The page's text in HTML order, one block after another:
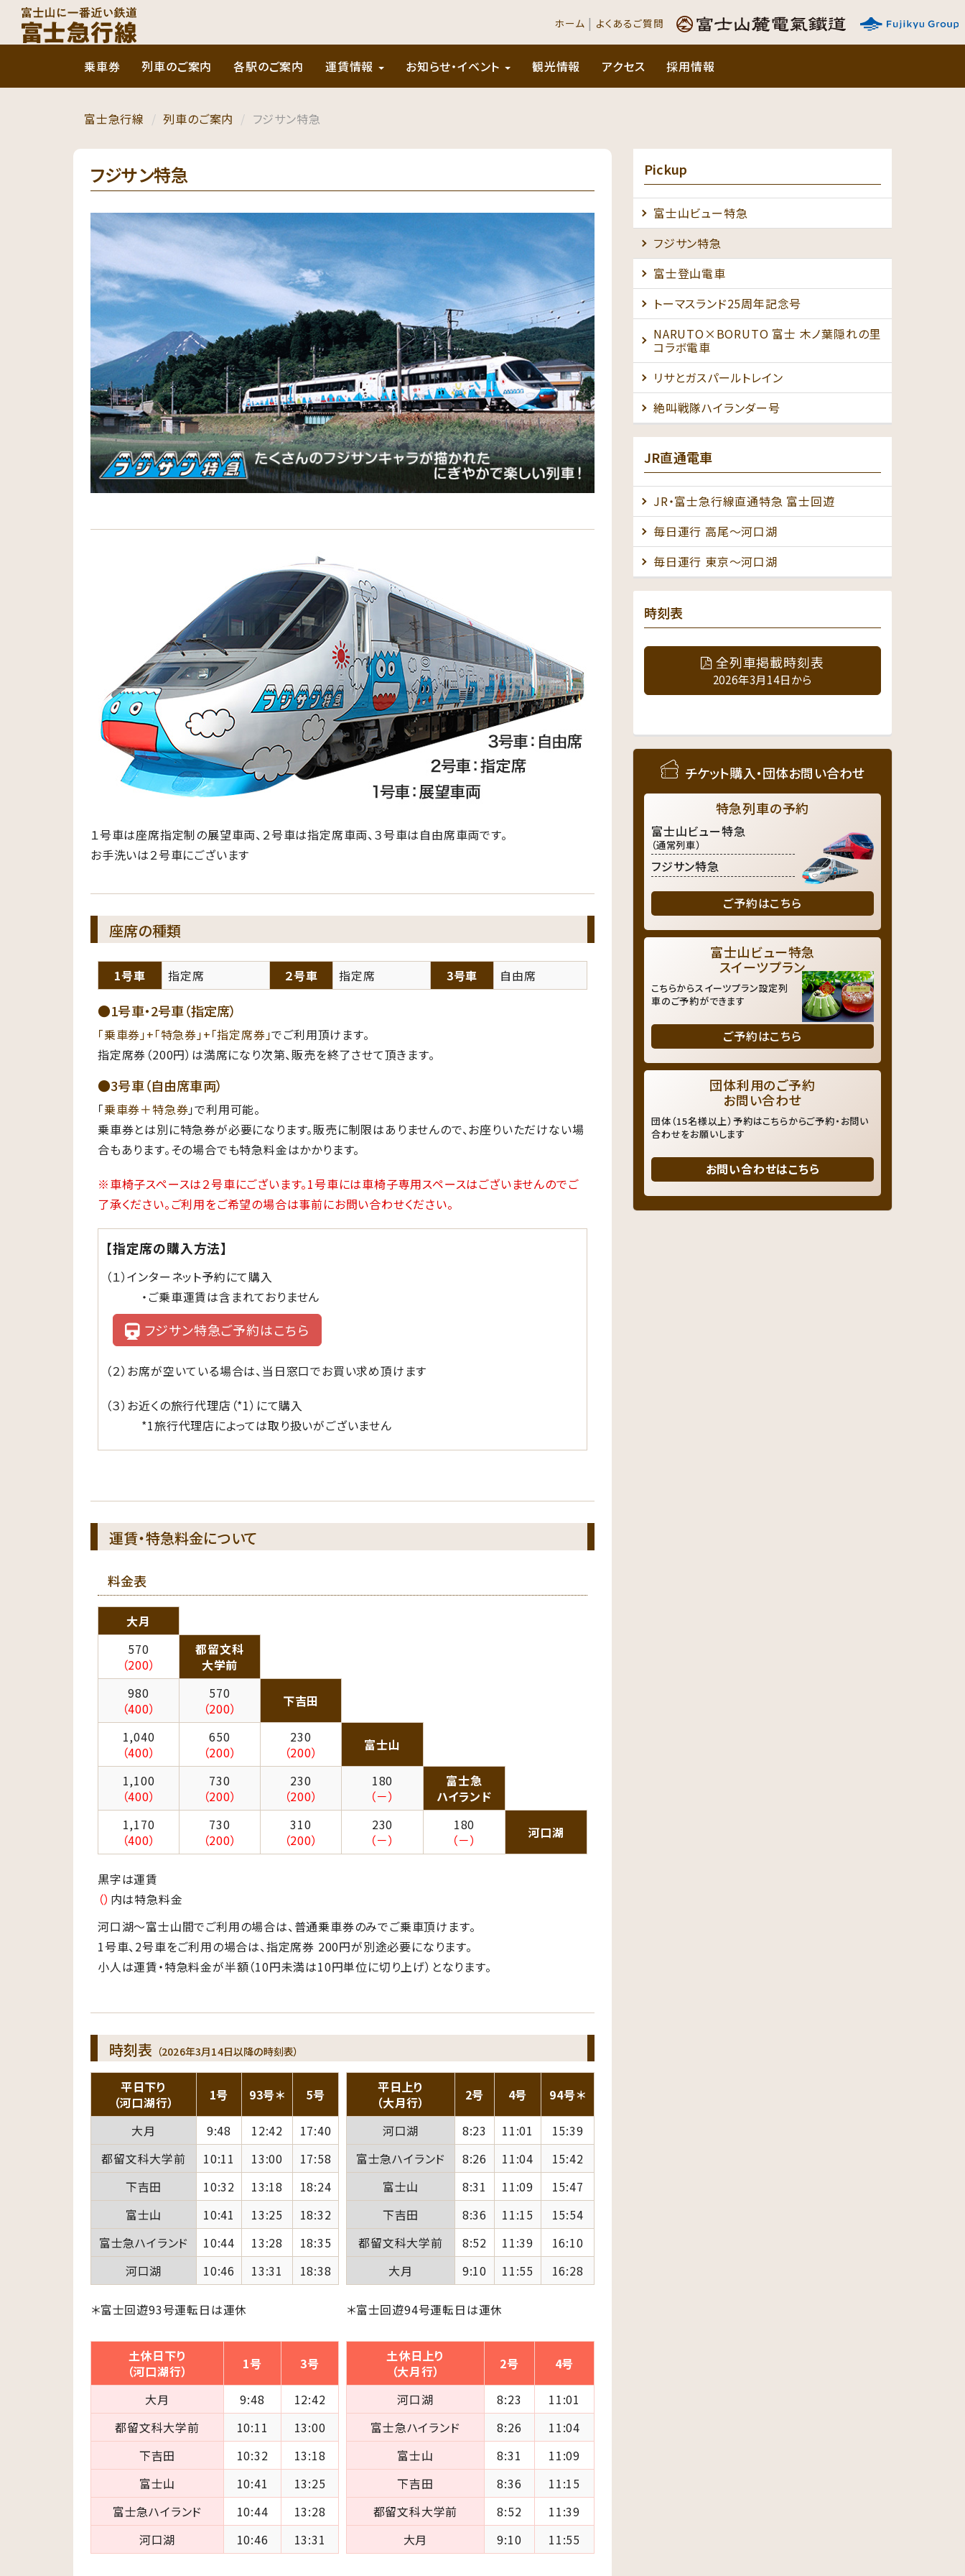
ホーム | よくあるご質問
乗車券 列車のご案内 各駅のご案内 運賃情報 お知らせ・イベント 観光情報 アクセス 採用情報
富士急行線 列車のご案内 フジサン特急
フジサン特急
１号車は座席指定制の展望車両、２号車は指定席車両、３号車は自由席車両です。
お手洗いは２号車にございます
座席の種類
1号車 指定席 ２号車 指定席 3号車 自由席
●1号車・2号車（指定席）
「乗車券」+「特急券」+「指定席券」でご利用頂けます。
指定席券（200円）は満席になり次第、販売を終了させて頂きます。
●3号車（自由席車両）
「乗車券＋特急券」で利用可能。
乗車券とは別に特急券が必要になります。販売に制限はありませんので、お座りいただけない場
合もあります。その場合でも特急料金はかかります。
※車椅子スペースは２号車にございます。1号車には車椅子専用スペースはございませんのでご
了承ください。ご利用をご希望の場合は事前にお問い合わせください。
【指定席の購入方法】
（１）インターネット予約にて購入
・ご乗車運賃は含まれておりません
フジサン特急ご予約はこちら
（２）お席が空いている場合は、当日窓口でお買い求め頂けます
（３）お近くの旅行代理店（*1）にて購入
*1旅行代理店によっては取り扱いがございません
運賃・特急料金について
料金表
大月
570
（200）
都留文科
大学前
980
（400）
570
（200）
下吉田
1,040
（400）
650
（200）
230
（200）
富士山
1,100
（400）
730
（200）
230
（200）
180
（－）
富士急
ハイランド
1,170
（400）
730
（200）
310
（200）
230
（－）
180
（－）
河口湖
黒字は運賃
（） 内は特急料金
河口湖～富士山間でご利用の場合は、普通乗車券のみでご乗車頂けます。
1号車、2号車をご利用の場合は、指定席券 200円が別途必要になります。
小人は運賃・特急料金が半額（10円未満は10円単位に切り上げ）となります。
時刻表 （2026年3月14日以降の時刻表）
平日下り
（河口湖行）
1号 93号＊ 5号
大月 9:48 12:42
17:40
都留文科大学前
10:11 13:00
17:58
下吉田
10:32 13:18
18:24
富士山
10:41 13:25
18:32
富士急ハイランド
10:44 13:28
18:35
河口湖
10:46 13:31 18:38
＊富士回遊93号運転日は運休
平日上り
（大月行）
2号 4号 94号＊
河口湖 8:23 11:01
15:39
富士急ハイランド
8:26 11:04
15:42
富士山
8:31 11:09
15:47
下吉田
8:36 11:15
15:54
都留文科大学前
8:52 11:39
16:10
大月
9:10 11:55 16:28
＊富士回遊94号運転日は運休
土休日下り
（河口湖行）
1号 3号
大月 9:48
12:42
都留文科大学前
10:11
13:00
下吉田
10:32
13:18
富士山
10:41
13:25
富士急ハイランド
10:44
13:28
河口湖
10:46 13:31
土休日上り
（大月行）
2号 4号
河口湖 8:23
11:01
富士急ハイランド
8:26
11:04
富士山
8:31
11:09
下吉田
8:36
11:15
都留文科大学前
8:52
11:39
大月
9:10 11:55
Pickup
富士山ビュー特急
フジサン特急
富士登山電車
トーマスランド25周年記念号
NARUTO×BORUTO 富士 木ノ葉隠れの里
コラボ電車
リサとガスパールトレイン
絶叫戦隊ハイランダー号
JR直通電車
JR・富士急行線直通特急 富士回遊
毎日運行 高尾～河口湖
毎日運行 東京～河口湖
時刻表
全列車掲載時刻表
2026年3月14日から
チケット購入・団体お問い合わせ
特急列車の予約
富士山ビュー特急
（通常列車）
フジサン特急
ご予約はこちら
富士山ビュー特急
スイーツプラン
こちらからスイーツプラン設定列
車のご予約ができます
ご予約はこちら
団体利用のご予約
お問い合わせ
団体（15名様以上）予約はこちらからご予約・お問い
合わせをお願いします
お問い合わせはこちら